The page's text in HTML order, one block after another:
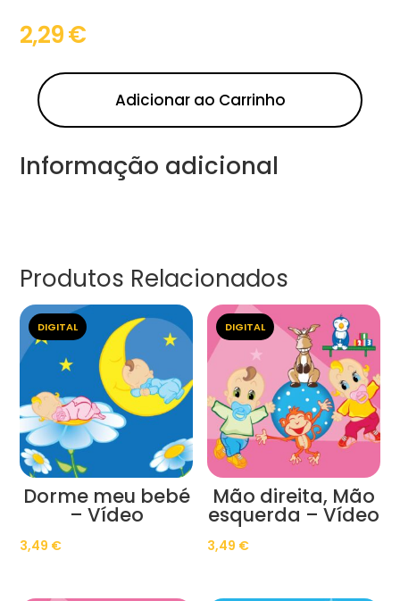
2,29€
Adicionar ao Carrinho
Informação adicional
Produtos Relacionados
DIGITAL
Dorme meu bebé
– Vídeo
3,49 €
DIGITAL
Mão direita, Mão
esquerda – Vídeo
3,49 €